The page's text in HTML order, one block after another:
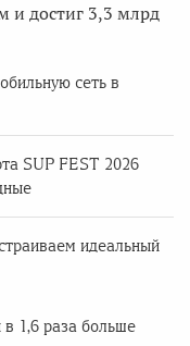
и достиг 3,3 млрд
сеть в
SUP FEST 2026
идеальный
в 1,6 раза больше